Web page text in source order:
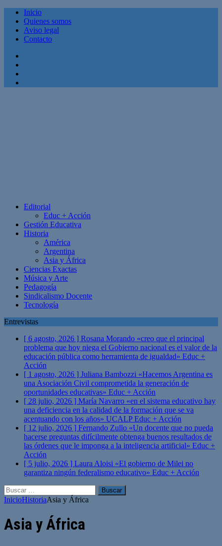
Inicio
Quienes somos
Aviso legal
Contacto
Editorial
Educ + Acción
Gestión Educativa
Historia
América
Argentina
Asia y África
Ciencias Exactas
Música y Arte
Pedagogía
Sindicalismo Docente
Tecnología
Entrevistas
[ 6 agosto, 2026 ] Rosana Morando «creo que el principal
problema que hoy niega el Gobierno nacional es el valor de la
educación pública como herramienta de igualdad» Educ +
Acción
[ 1 agosto, 2026 ] Juliana Bambozzi «Hacemos Argentina es
una Asociación Civil comprometida la generación de
oportunidades educativas» Educ + Acción
[ 28 julio, 2026 ] María Navarro «en el sistema educativo hay
una deficiencia en la calidad de la formación que se va
acentuando con los años» UCALPEduc + Acción
[ 12 julio, 2026 ] Fernando Zullo «Un docente que no pueda
hacerse preguntas difícilmente obtenga buenos resultados de
las órdenes que le imponga a la inteligencia artificial» Educ +
Acción
[ 5 julio, 2026 ] Laura Aloisi «El gobierno de Milei no
garantiza ningún federalismo educativo» Educ + Acción
Buscar:
InicioHistoriaAsia y África
Asia y África